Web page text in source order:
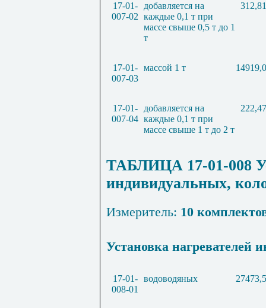
17-01-
007-02
добавляется на
каждые 0,1 т при
массе свыше 0,5 т до 1
т
312,81
17-01-
007-03
массой 1 т
17-01-
007-04
добавляется на
каждые 0,1 т при
массе свыше 1 т до 2 т
222,47
ТАБЛИЦА 17-01-008
индивидуальных,
Измеритель: 10
Установка нагревателей
17-01-
008-01
водоводяных